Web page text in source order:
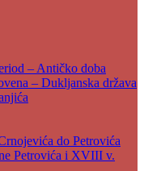
– Antičko doba
– Dukljanska država
do Petrovića
Petrovića i XVIII v.